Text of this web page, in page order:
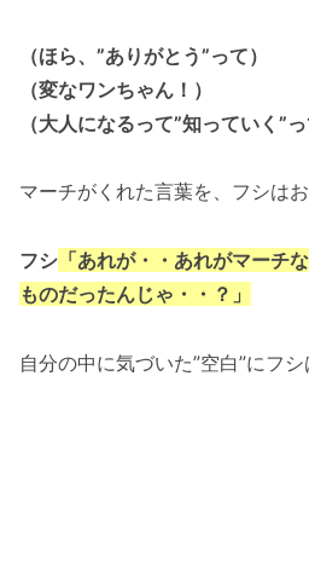
（ほら、”ありがとう”って）
（変なワンちゃん！）
（大人になるって”知っていく”
マーチがくれた言葉を、フシは
フシ 「あれが・・あれがマーチ
ものだったんじゃ・・？」
自分の中に気づいた”空白”にフ